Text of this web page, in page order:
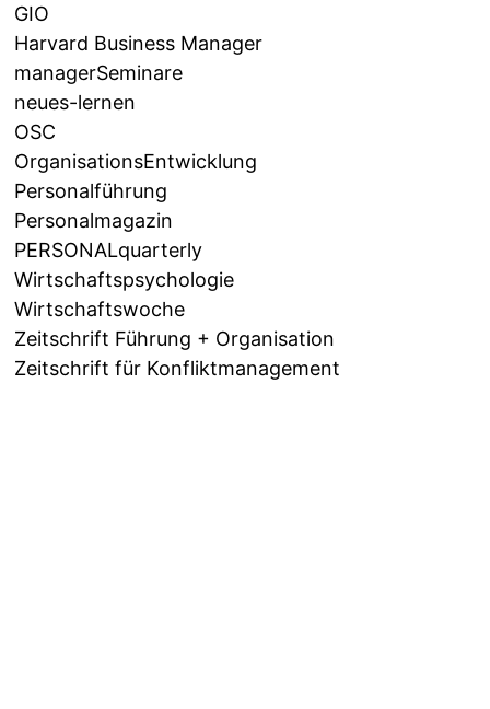
GIO
Harvard Business Manager
managerSeminare
neues-lernen
OSC
OrganisationsEntwicklung
Personalführung
Personalmagazin
PERSONALquarterly
Wirtschaftspsychologie
Wirtschaftswoche
Zeitschrift Führung + Organisation
Zeitschrift für Konfliktmanagement